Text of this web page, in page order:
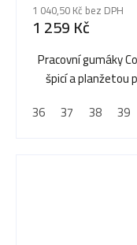
1 040,50 Kč bez DPH
1 259 Kč
Pracovní gumáky
špicí a planžetou
36
37 38 39